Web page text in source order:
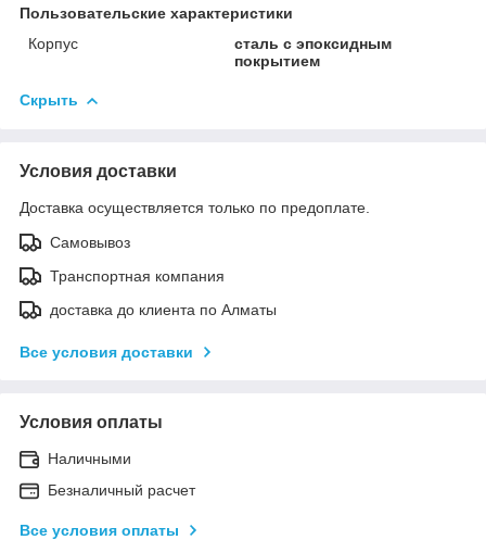
Пользовательские характеристики
Корпус
сталь с эпоксидным
покрытием
Скрыть
Условия доставки
Доставка осуществляется только по предоплате.
Самовывоз
Транспортная компания
доставка до клиента по Алматы
Все условия доставки
Условия оплаты
Наличными
Безналичный расчет
Все условия оплаты